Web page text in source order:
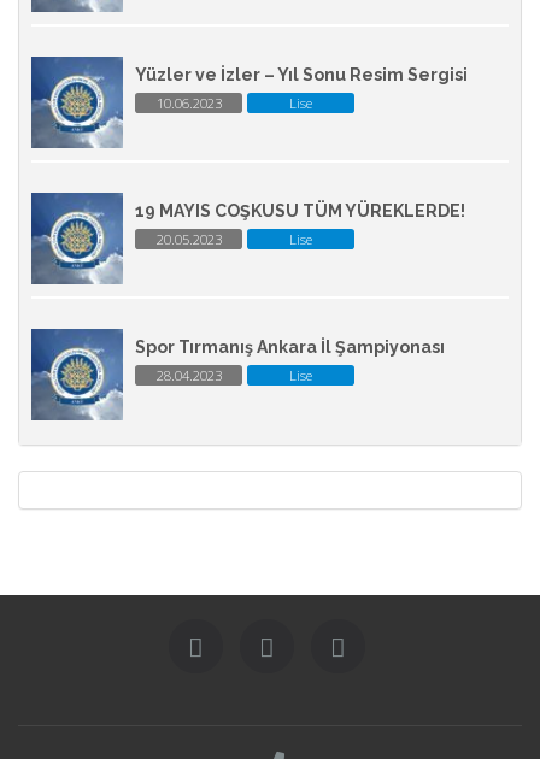
Yüzler ve İzler – Yıl Sonu Resim Sergisi
10.06.2023 Lise
19 MAYIS COŞKUSU TÜM YÜREKLERDE!
20.05.2023 Lise
Spor Tırmanış Ankara İl Şampiyonası
28.04.2023 Lise